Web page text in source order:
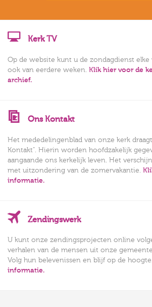
Kerk TV
Op de website kunt u de zondagdienst
ook van eerdere weken. Klik hier voor de
archief.
Ons Kontakt
Het mededelingenblad van onze kerk
Kontakt". Hierin worden hoofdzakelijk
aangaande ons kerkelijk leven. Het
met uitzondering van de zomervakantie.
informatie.
Zendingswerk
U kunt onze zendingsprojecten online
verhalen van de mensen uit onze
Volg hun belevenissen en blijf op de hoogte.
informatie.